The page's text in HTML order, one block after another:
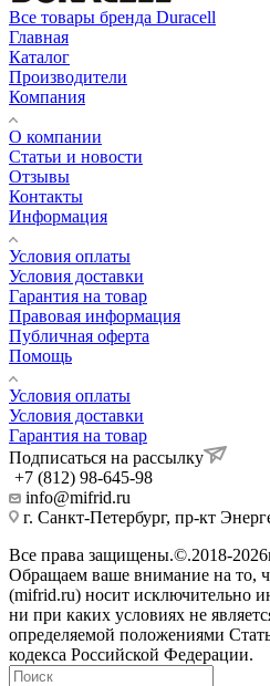
Все товары бренда Duracell
Главная
Каталог
Производители
Компания
О компании
Статьи и новости
Отзывы
Контакты
Информация
Условия оплаты
Условия доставки
Гарантия на товар
Правовая информация
Публичная оферта
Помощь
Условия оплаты
Условия доставки
Гарантия на товар
Подписаться на рассылку
+7 (812) 98-645-98
info@mifrid.ru
г. Санкт-Петербург, пр-кт
Все права защищены.©.2018-
Обращаем ваше внимание на то,
(mifrid.ru) носит исключительно
ни при каких условиях не
определяемой положениями
кодекса Российской Федерации.